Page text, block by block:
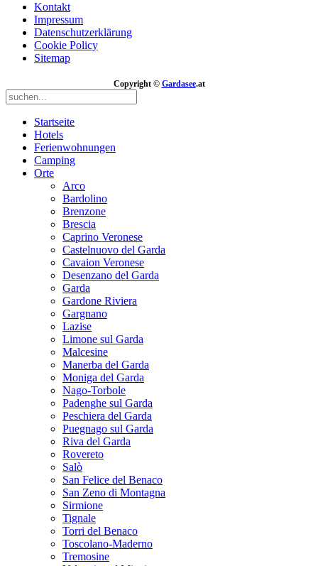
Kontakt
Impressum
Datenschutzerklärung
Cookie Policy
Sitemap
Copyright © Gardasee.at
Startseite
Hotels
Ferienwohnungen
Camping
Orte
Arco
Bardolino
Brenzone
Brescia
Caprino Veronese
Castelnuovo del Garda
Cavaion Veronese
Desenzano del Garda
Garda
Gardone Riviera
Gargnano
Lazise
Limone sul Garda
Malcesine
Manerba del Garda
Moniga del Garda
Nago-Torbole
Padenghe sul Garda
Peschiera del Garda
Puegnago sul Garda
Riva del Garda
Rovereto
Salò
San Felice del Benaco
San Zeno di Montagna
Sirmione
Tignale
Torri del Benaco
Toscolano-Maderno
Tremosine